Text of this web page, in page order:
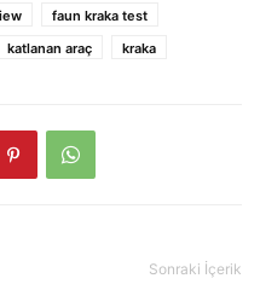
faun kraka test
katlanan araç kraka
Sonraki İçerik